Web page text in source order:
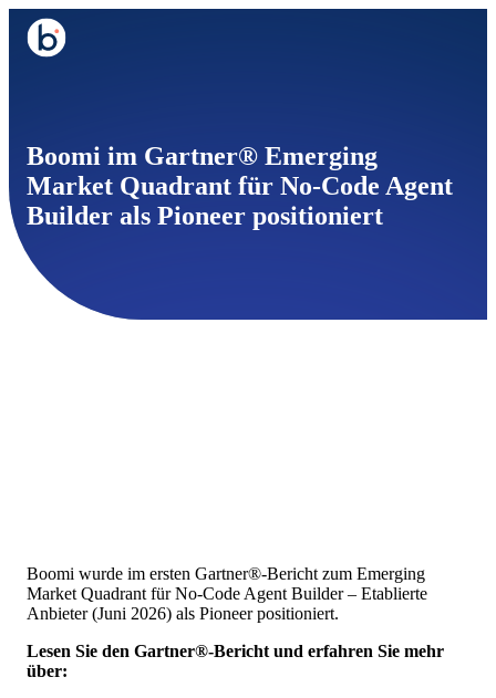
Boomi im Gartner® Emerging
Market Quadrant für No-Code Agent
Builder als Pioneer positioniert
Boomi wurde im ersten Gartner®-Bericht zum Emerging
Market Quadrant für No-Code Agent Builder – Etablierte
Anbieter (Juni 2026) als Pioneer positioniert.
Lesen Sie den Gartner®-Bericht und erfahren Sie mehr
über: